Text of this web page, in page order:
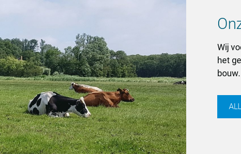
Wij
het
bouw.